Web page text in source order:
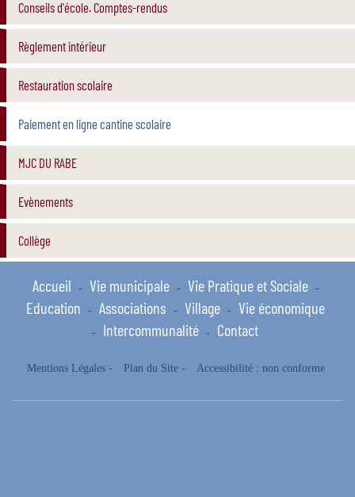
Conseils d'école. Comptes-rendus
Règlement intérieur
Restauration scolaire
Paiement en ligne cantine scolaire
MJC DU RABE
Evènements
Collège
Accueil - Vie municipale - Vie Pratique et Sociale -
Education - Associations - Village - Vie économique
- Intercommunalité - Contact
Mentions Légales- Plan du Site- Accessibilité : non conforme